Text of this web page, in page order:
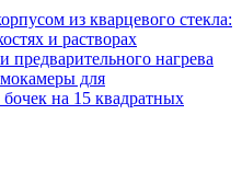
из кварцевого стекла:
и растворах
предварительного нагрева
для
на 15 квадратных